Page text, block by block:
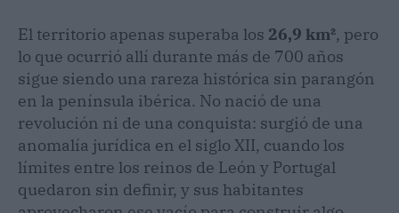
El territorio apenas superaba los 26,9 km², pero
lo que ocurrió allí durante más de 700 años
sigue siendo una rareza histórica sin parangón
en la península ibérica. No nació de una
revolución ni de una conquista: surgió de una
anomalía jurídica en el siglo XII, cuando los
límites entre los reinos de León y Portugal
quedaron sin definir, y sus habitantes